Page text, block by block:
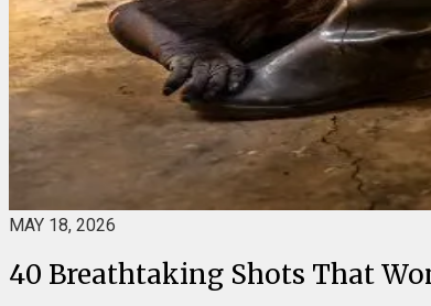
MAY 18, 2026
40 Breathtaking Shots That